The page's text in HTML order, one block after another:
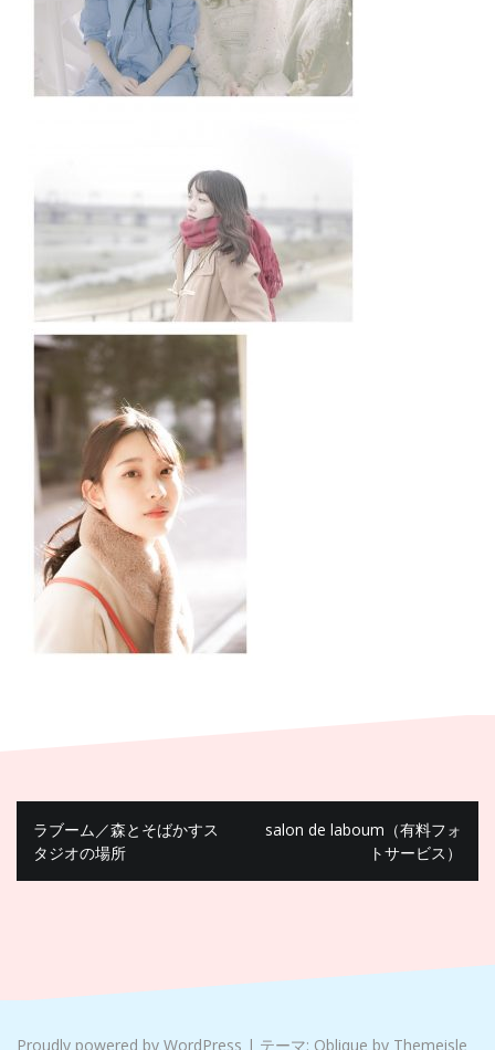
ラブーム／森とそばかすス
タジオの場所
salon de laboum（有料フォ
トサービス）
Proudly powered by WordPress | テーマ: Oblique by Themeisle